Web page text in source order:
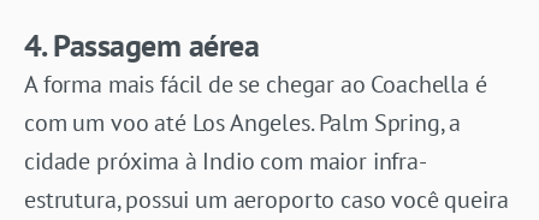
4. Passagem aérea
A forma mais fácil de se chegar ao Coachella é
com um voo até Los Angeles. Palm Spring, a
cidade próxima à Indio com maior infra-
estrutura, possui um aeroporto caso você queira